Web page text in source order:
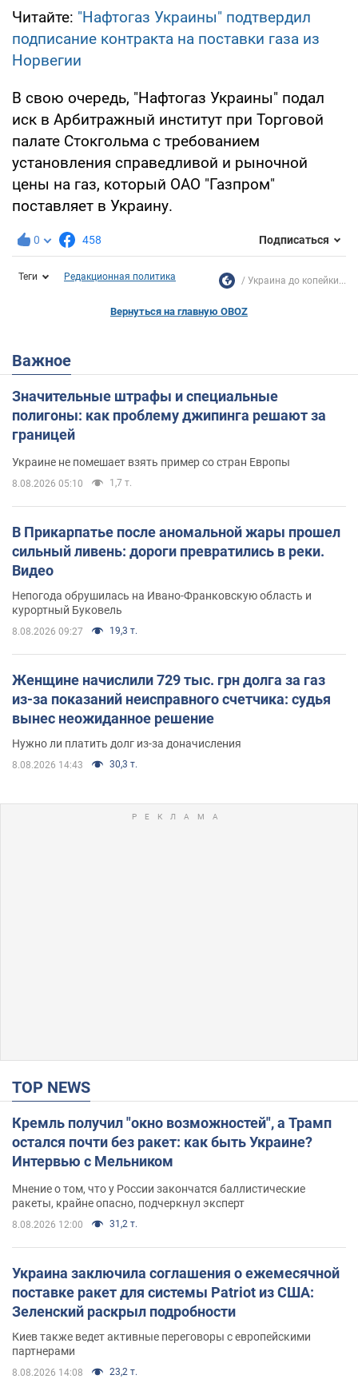
Читайте: "Нафтогаз Украины" подтвердил
подписание контракта на поставки газа из
Норвегии
В свою очередь, "Нафтогаз Украины" подал
иск в Арбитражный институт при Торговой
палате Стокгольма с требованием
установления справедливой и рыночной
цены на газ, который ОАО "Газпром"
поставляет в Украину.
0 458 Подписаться
Теги Редакционная политика Украина до копейки...
Вернуться на главную OBOZ
Важное
Значительные штрафы и специальные
полигоны: как проблему джипинга решают за
границей
Украине не помешает взять пример со стран Европы
8.08.2026 05:10 1,7 т.
В Прикарпатье после аномальной жары прошел
сильный ливень: дороги превратились в реки.
Видео
Непогода обрушилась на Ивано-Франковскую область и
курортный Буковель
8.08.2026 09:27 19,3 т.
Женщине начислили 729 тыс. грн долга за газ
из-за показаний неисправного счетчика: судья
вынес неожиданное решение
Нужно ли платить долг из-за доначисления
8.08.2026 14:43 30,3 т.
TOP NEWS
Кремль получил "окно возможностей", а Трамп
остался почти без ракет: как быть Украине?
Интервью с Мельником
Мнение о том, что у России закончатся баллистические
ракеты, крайне опасно, подчеркнул эксперт
8.08.2026 12:00 31,2 т.
Украина заключила соглашения о ежемесячной
поставке ракет для системы Patriot из США:
Зеленский раскрыл подробности
Киев также ведет активные переговоры с европейскими
партнерами
8.08.2026 14:08 23,2 т.